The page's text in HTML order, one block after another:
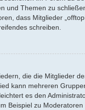
und Themen zu
dass Mitglieder
schreiben.
die die Mitglieder
kann mehreren
es den
Beispiel zu